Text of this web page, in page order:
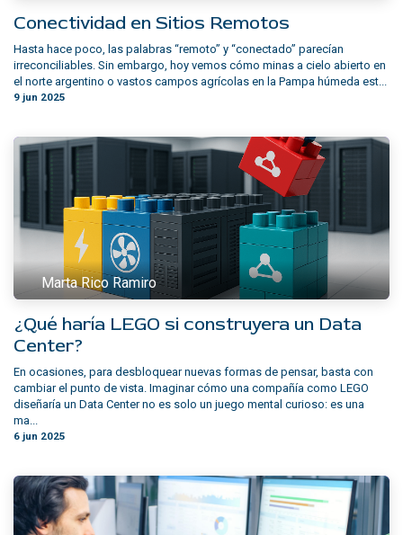
Conectividad en Sitios Remotos
Hasta hace poco, las palabras “remoto” y “conectado” parecían
irreconciliables. Sin embargo, hoy vemos cómo minas a cielo abierto en
el norte argentino o vastos campos agrícolas en la Pampa húmeda est...
9 jun 2025
Marta Rico Ramiro
¿Qué haría LEGO si construyera un Data
Center?
En ocasiones, para desbloquear nuevas formas de pensar, basta con
cambiar el punto de vista. Imaginar cómo una compañía como LEGO
diseñaría un Data Center no es solo un juego mental curioso: es una
ma...
6 jun 2025